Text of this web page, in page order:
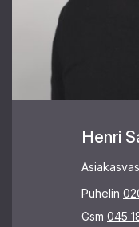
Henri
Puhelin
Gsm 045